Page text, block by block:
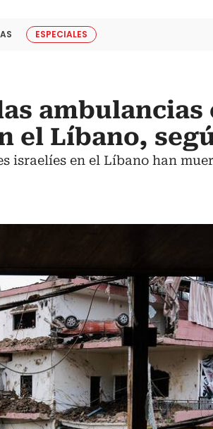
ESPECIALES
ambulancias
el Líbano,
israelíes en el Líbano han